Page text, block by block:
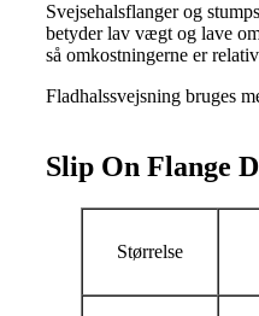
Svejsehalsflanger og
betyder lav vægt og lave
så omkostningerne er
Fladhalssvejsning bruges
Slip On Flange
Størrelse